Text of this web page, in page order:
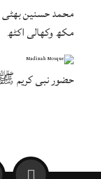
محمد حسنین بھٹی
مکھ وکھالی اکٹھ
حضور نبی کریم